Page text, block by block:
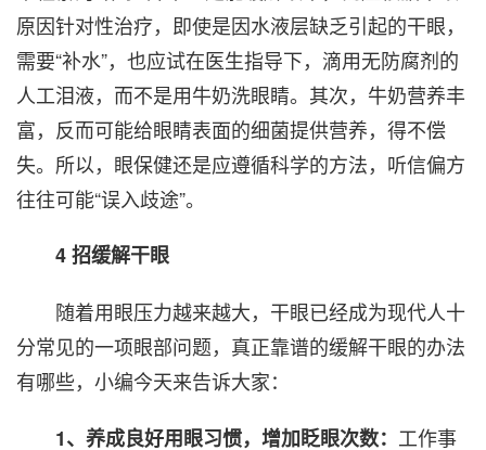
原因针对性治疗，即使是因水液层缺乏引起的干眼，
需要“补水”，也应试在医生指导下，滴用无防腐剂的
人工泪液，而不是用牛奶洗眼睛。其次，牛奶营养丰
富，反而可能给眼睛表面的细菌提供营养，得不偿
失。所以，眼保健还是应遵循科学的方法，听信偏方
往往可能“误入歧途”。
4 招缓解干眼
随着用眼压力越来越大，干眼已经成为现代人十
分常见的一项眼部问题，真正靠谱的缓解干眼的办法
有哪些，小编今天来告诉大家：
1、养成良好用眼习惯，增加眨眼次数： 工作事